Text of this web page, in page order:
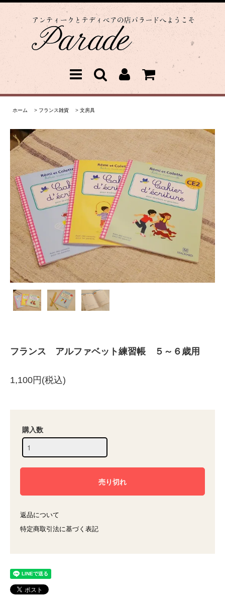
ホーム > フランス雑貨 > 文房具
フランス アルファベット練習帳 ５～６歳用
1,100円(税込)
購入数
返品について
特定商取引法に基づく表記